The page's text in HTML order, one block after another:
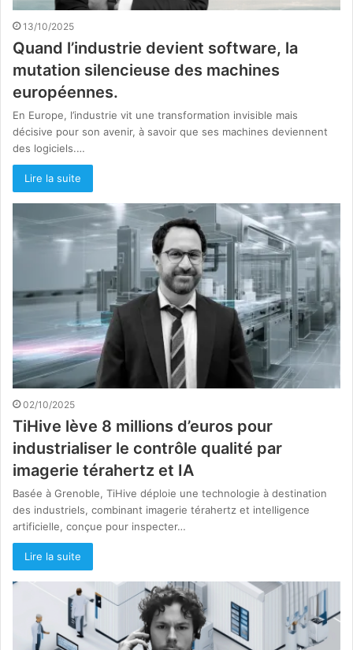
13/10/2025
Quand l’industrie devient software, la
mutation silencieuse des machines
européennes.
En Europe, l’industrie vit une transformation invisible mais
décisive pour son avenir, à savoir que ses machines deviennent
des logiciels.…
Lire la suite
02/10/2025
TiHive lève 8 millions d’euros pour
industrialiser le contrôle qualité par
imagerie térahertz et IA
Basée à Grenoble, TiHive déploie une technologie à destination
des industriels, combinant imagerie térahertz et intelligence
artificielle, conçue pour inspecter…
Lire la suite